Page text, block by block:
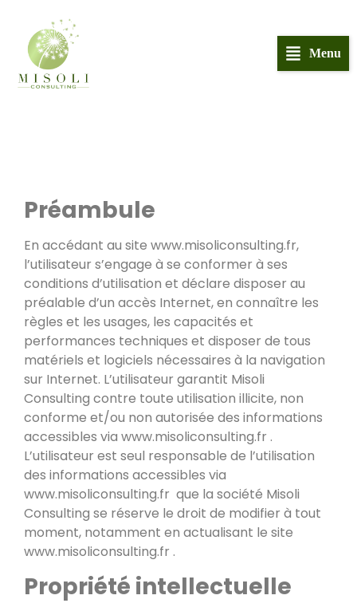
Menu
Préambule
En accédant au site www.misoliconsulting.fr,
l’utilisateur s’engage à se conformer à ses
conditions d’utilisation et déclare disposer au
préalable d’un accès Internet, en connaître les
règles et les usages, les capacités et
performances techniques et disposer de tous
matériels et logiciels nécessaires à la navigation
sur Internet. L’utilisateur garantit Misoli
Consulting contre toute utilisation illicite, non
conforme et/ou non autorisée des informations
accessibles via www.misoliconsulting.fr .
L’utilisateur est seul responsable de l’utilisation
des informations accessibles via
www.misoliconsulting.fr que la société Misoli
Consulting se réserve le droit de modifier à tout
moment, notamment en actualisant le site
www.misoliconsulting.fr .
Propriété intellectuelle